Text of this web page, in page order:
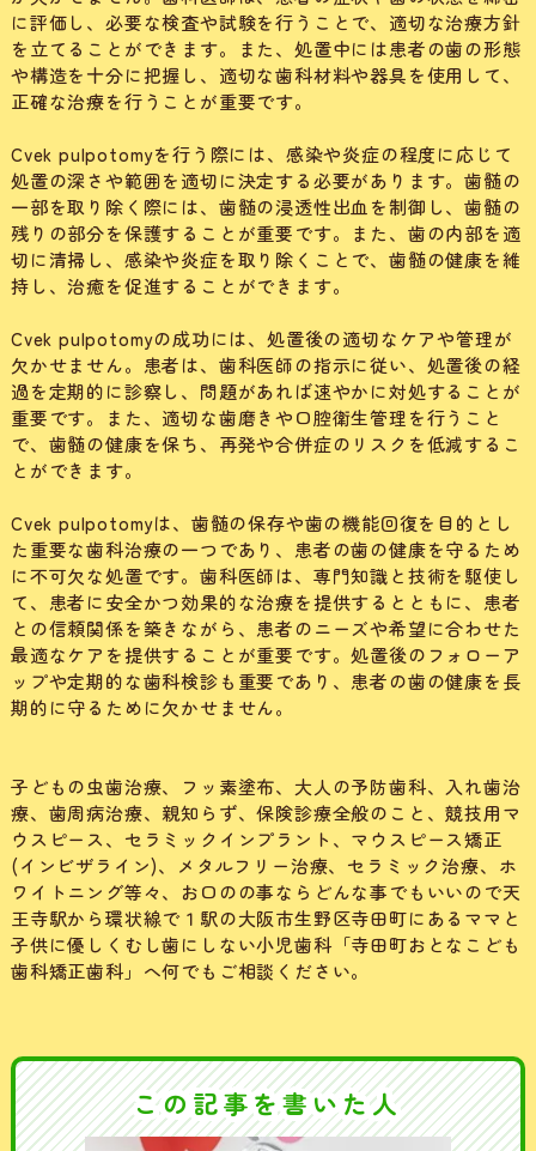
に評価し、必要な検査や試験を行うことで、適切な治療方針
を立てることができます。また、処置中には患者の歯の形態
や構造を十分に把握し、適切な歯科材料や器具を使用して、
正確な治療を行うことが重要です。
Cvek pulpotomyを行う際には、感染や炎症の程度に応じて
処置の深さや範囲を適切に決定する必要があります。歯髄の
一部を取り除く際には、歯髄の浸透性出血を制御し、歯髄の
残りの部分を保護することが重要です。また、歯の内部を適
切に清掃し、感染や炎症を取り除くことで、歯髄の健康を維
持し、治癒を促進することができます。
Cvek pulpotomyの成功には、処置後の適切なケアや管理が
欠かせません。患者は、歯科医師の指示に従い、処置後の経
過を定期的に診察し、問題があれば速やかに対処することが
重要です。また、適切な歯磨きや口腔衛生管理を行うこと
で、歯髄の健康を保ち、再発や合併症のリスクを低減するこ
とができます。
Cvek pulpotomyは、歯髄の保存や歯の機能回復を目的とし
た重要な歯科治療の一つであり、患者の歯の健康を守るため
に不可欠な処置です。歯科医師は、専門知識と技術を駆使し
て、患者に安全かつ効果的な治療を提供するとともに、患者
との信頼関係を築きながら、患者のニーズや希望に合わせた
最適なケアを提供することが重要です。処置後のフォローア
ップや定期的な歯科検診も重要であり、患者の歯の健康を長
期的に守るために欠かせません。
子どもの虫歯治療、フッ素塗布、大人の予防歯科、入れ歯治
療、歯周病治療、親知らず、保険診療全般のこと、競技用マ
ウスピース、セラミックインプラント、マウスピース矯正
(インビザライン)、メタルフリー治療、セラミック治療、ホ
ワイトニング等々、お口のの事ならどんな事でもいいので天
王寺駅から環状線で１駅の大阪市生野区寺田町にあるママと
子供に優しくむし歯にしない小児歯科「寺田町おとなこども
歯科矯正歯科」へ何でもご相談ください。
この記事を書いた人